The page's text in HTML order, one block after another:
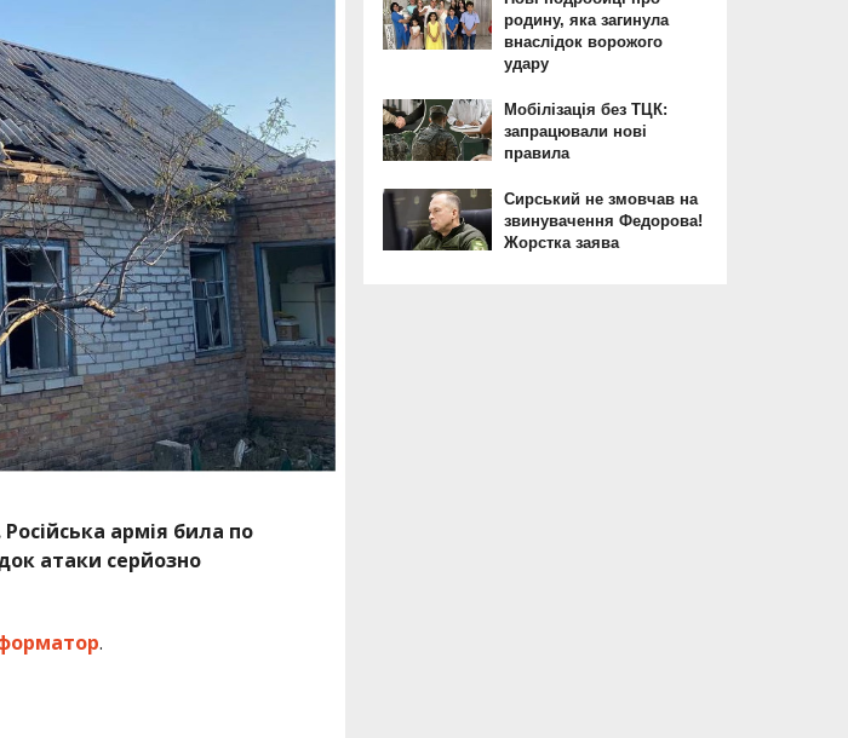
армія била по
атаки серйозно
.